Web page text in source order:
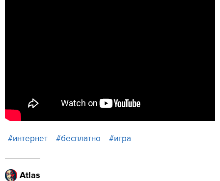
#интернет #бесплатно #игра
Atlas